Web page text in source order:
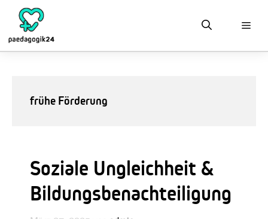
Inhalt
springen
frühe Förderung
Soziale Ungleichheit &
Bildungsbenachteiligung